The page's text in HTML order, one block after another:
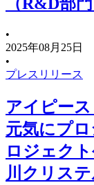
アイピー
元気にプ
ロジェク
川クリス
•
2025年08月25日
•
プレスリリース